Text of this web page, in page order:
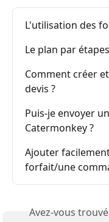
L'utilisation des
Le plan par
Comment créer
devis ?
Puis-je envoyer
Catermonkey ?
Ajouter
forfait/une
Avez-vous